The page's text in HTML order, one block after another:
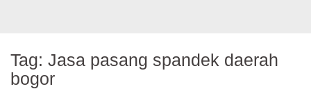
Tag: Jasa pasang spandek daerah
bogor